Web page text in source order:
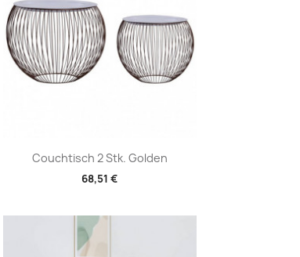
Couchtisch 2 Stk. Golden
68,51 €
Vorschau